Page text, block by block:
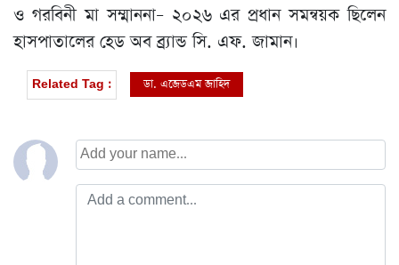
ও গরবিনী মা সম্মাননা– ২০২৬ এর প্রধান সমন্বয়ক ছিলেন
হাসপাতালের হেড অব ব্র্যান্ড সি. এফ. জামান।
Related Tag : ডা. এজেডএম জাহিদ